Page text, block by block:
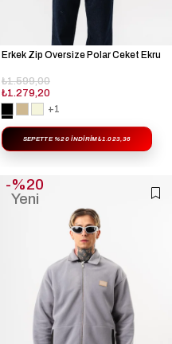
Erkek Zip Oversize Polar Ceket Ekru
₺1.279,20
₺1.599,00
+1
SEPETTE %20 İNDIRIM₺1.023,36
%20
Yeni